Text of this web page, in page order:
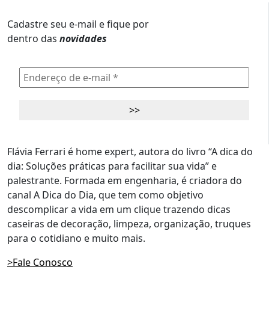
Cadastre seu e-mail e fique por
dentro das novidades
Flávia Ferrari é home expert, autora do livro “A dica do
dia: Soluções práticas para facilitar sua vida” e
palestrante. Formada em engenharia, é criadora do
canal A Dica do Dia, que tem como objetivo
descomplicar a vida em um clique trazendo dicas
caseiras de decoração, limpeza, organização, truques
para o cotidiano e muito mais.
>Fale Conosco